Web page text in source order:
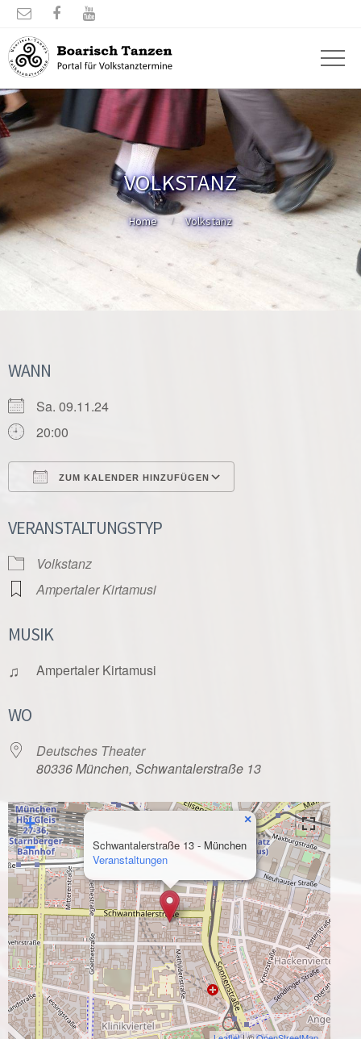
  
VOLKSTANZ
Home Volkstanz
WANN
Sa. 09.11.24
20:00
ZUM KALENDER HINZUFÜGEN
VERANSTALTUNGSTYP
Volkstanz
Ampertaler Kirtamusi
MUSIK
♫ Ampertaler Kirtamusi
WO
Deutsches Theater
80336 München, Schwantalerstraße 13
Schwantalerstraße 13 - München
Veranstaltungen
×
+
−